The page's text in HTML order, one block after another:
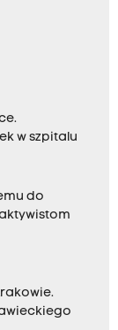
w szpitalu
do